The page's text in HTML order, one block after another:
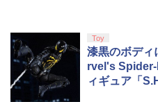
Toy
漆黒のボディ
rvel's Spider-
ィギュア「
アンチオッ